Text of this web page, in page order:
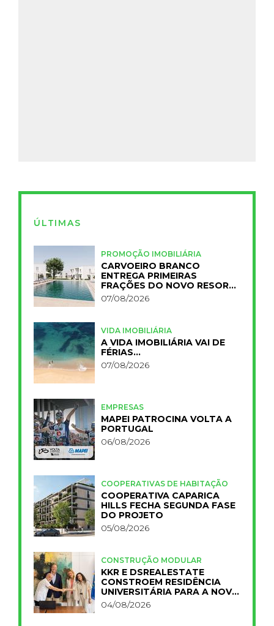
ÚLTIMAS
PROMOÇÃO IMOBILIÁRIA
CARVOEIRO BRANCO
ENTREGA PRIMEIRAS
FRAÇÕES DO NOVO RESORT
PRIMELIFE
07/08/2026
VIDA IMOBILIÁRIA
A VIDA IMOBILIÁRIA VAI DE
FÉRIAS…
07/08/2026
EMPRESAS
MAPEI PATROCINA VOLTA A
PORTUGAL
06/08/2026
COOPERATIVAS DE HABITAÇÃO
COOPERATIVA CAPARICA
HILLS FECHA SEGUNDA FASE
DO PROJETO
05/08/2026
CONSTRUÇÃO MODULAR
KKR E DSREALESTATE
CONSTROEM RESIDÊNCIA
UNIVERSITÁRIA PARA A NOVA
FCT
04/08/2026